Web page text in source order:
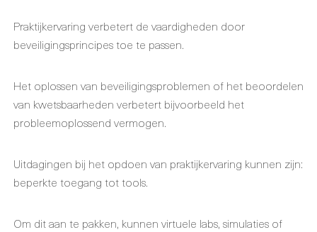
Praktijkervaring verbetert de vaardigheden door
beveiligingsprincipes toe te passen.
Het oplossen van beveiligingsproblemen of het beoordelen
van kwetsbaarheden verbetert bijvoorbeeld het
probleemoplossend vermogen.
Uitdagingen bij het opdoen van praktijkervaring kunnen zijn:
beperkte toegang tot tools.
Om dit aan te pakken, kunnen virtuele labs, simulaties of